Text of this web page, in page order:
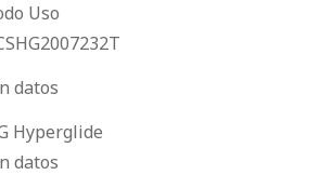
Uso
datos
Hyperglide
datos